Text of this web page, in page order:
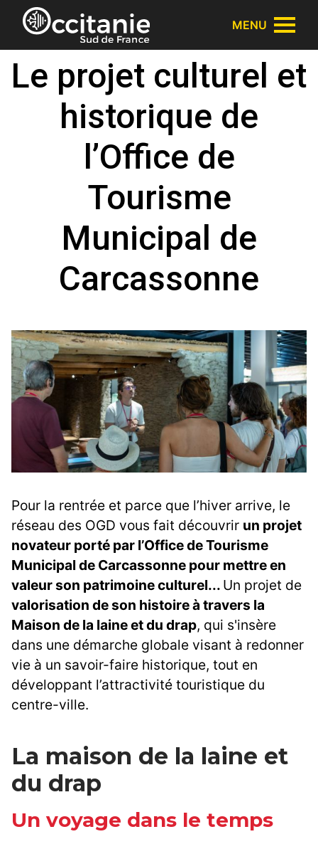
Panneau de gestion des cookies
MENU
Le projet culturel et
historique de
l’Office de
Tourisme
Municipal de
Carcassonne
Pour la rentrée et parce que l’hiver arrive, le
réseau des OGD vous fait découvrir un projet
novateur porté par l’Office de Tourisme
Municipal de Carcassonne pour mettre en
valeur son patrimoine culturel... Un projet de
valorisation de son histoire à travers la
Maison de la laine et du drap, qui s'insère
dans une démarche globale visant à redonner
vie à un savoir-faire historique, tout en
développant l’attractivité touristique du
centre-ville.
La maison de la laine et
du drap
Un voyage dans le temps